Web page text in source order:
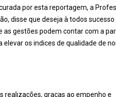
por esta reportagem, a
disse que deseja à todos sucesso
gestões podem contar com a
os indices de qualidade de
realizações, graças ao empenho e